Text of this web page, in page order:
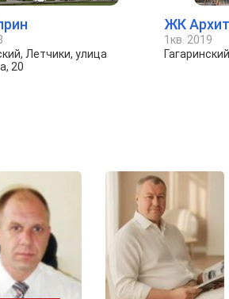
Летчики, улица
20
ЖК
1кв. 2019